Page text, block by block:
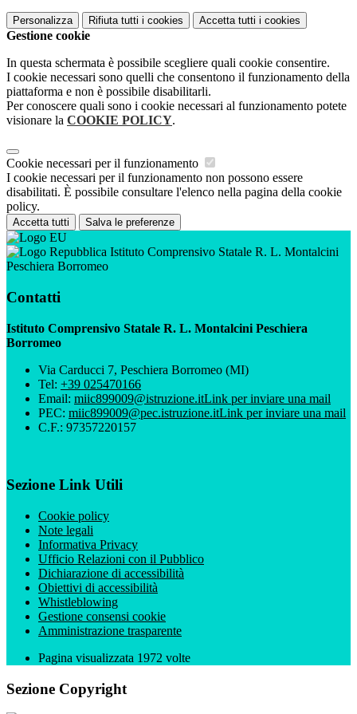
Personalizza Rifiuta tutti i cookies Accetta tutti i cookies
Gestione cookie
In questa schermata è possibile scegliere quali cookie consentire.
I cookie necessari sono quelli che consentono il funzionamento della
piattaforma e non è possibile disabilitarli.
Per conoscere quali sono i cookie necessari al funzionamento potete
visionare la COOKIE POLICY.
Cookie necessari per il funzionamento
I cookie necessari per il funzionamento non possono essere
disabilitati. È possibile consultare l'elenco nella pagina della cookie
policy.
Accetta tutti Salva le preferenze
Istituto Comprensivo Statale R. L. Montalcini
Peschiera Borromeo
Contatti
Istituto Comprensivo Statale R. L. Montalcini Peschiera
Borromeo
Via Carducci 7, Peschiera Borromeo (MI)
Tel: +39 025470166
Email: miic899009@istruzione.itLink per inviare una mail
PEC: miic899009@pec.istruzione.itLink per inviare una mail
C.F.: 97357220157
Sezione Link Utili
Cookie policy
Note legali
Informativa Privacy
Ufficio Relazioni con il Pubblico
Dichiarazione di accessibilità
Obiettivi di accessibilità
Whistleblowing
Gestione consensi cookie
Amministrazione trasparente
Pagina visualizzata 1972 volte
Sezione Copyright